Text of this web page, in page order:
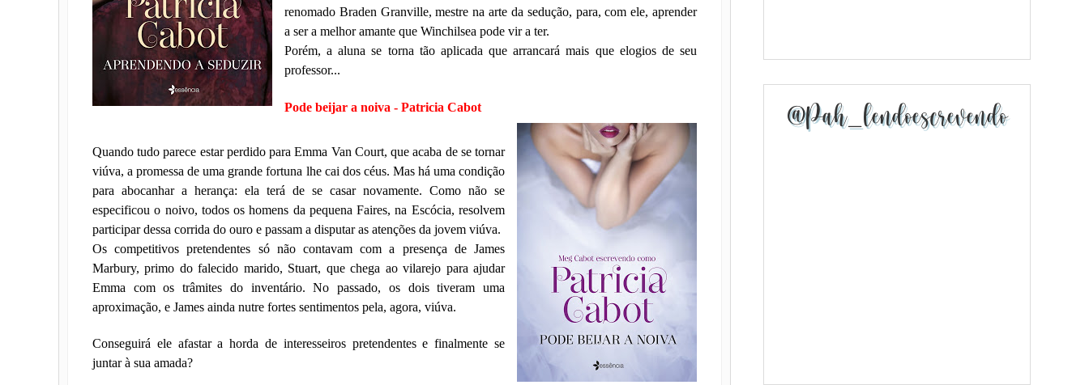
renomado Braden Granville, mestre na arte da sedução, para, com ele, aprender
a ser a melhor amante que Winchilsea pode vir a ter.
Porém, a aluna se torna tão aplicada que arrancará mais que elogios de seu
professor...
Pode beijar a noiva - Patricia Cabot
Quando tudo parece estar perdido para Emma Van Court, que acaba de se tornar
viúva, a promessa de uma grande fortuna lhe cai dos céus. Mas há uma condição
para abocanhar a herança: ela terá de se casar novamente. Como não se
especificou o noivo, todos os homens da pequena Faires, na Escócia, resolvem
participar dessa corrida do ouro e passam a disputar as atenções da jovem viúva.
Os competitivos pretendentes só não contavam com a presença de James
Marbury, primo do falecido marido, Stuart, que chega ao vilarejo para ajudar
Emma com os trâmites do inventário. No passado, os dois tiveram uma
aproximação, e James ainda nutre fortes sentimentos pela, agora, viúva.
Conseguirá ele afastar a horda de interesseiros pretendentes e finalmente se
juntar à sua amada?
@pah_lendoescrevendo